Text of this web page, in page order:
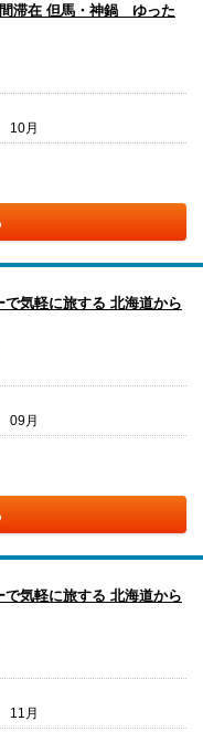
滞在 但馬・神鍋 ゆった
10月
気軽に旅する 北海道から
09月
気軽に旅する 北海道から
11月